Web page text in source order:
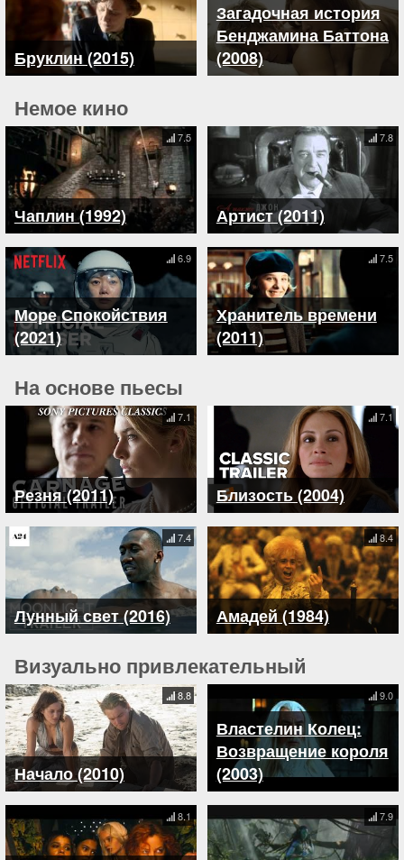
Бруклин (2015)
Загадочная история
Бенджамина Баттона
(2008)
Немое кино
Чаплин (1992)
7.5
Артист (2011)
7.8
Море Спокойствия
(2021)
6.9
Хранитель времени
(2011)
7.5
На основе пьесы
Резня (2011)
7.1
Близость (2004)
7.1
Лунный свет (2016)
7.4
Амадей (1984)
8.4
Визуально привлекательный
Начало (2010)
8.8
Властелин Колец:
Возвращение короля
(2003)
9.0
8.1 7.9